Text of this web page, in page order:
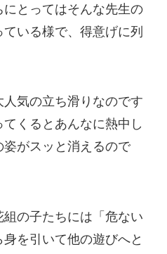
とってはそんな先生の
いる様で、得意げに列
気の立ち滑りなのです
くるとあんなに熱中し
がスッと消えるので
の子たちには「危ない
を引いて他の遊びへと